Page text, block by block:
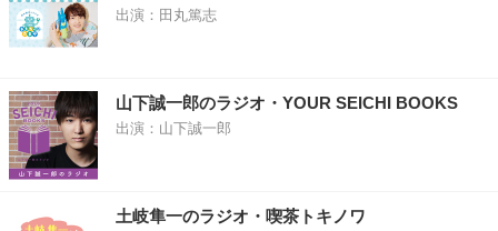
出演：田丸篤志
山下誠一郎のラジオ・YOUR SEICHI BOOKS
出演：山下誠一郎
土岐隼一のラジオ・喫茶トキノワ